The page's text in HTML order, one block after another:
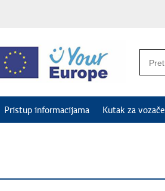
Pristup informacijama Kutak za vozače